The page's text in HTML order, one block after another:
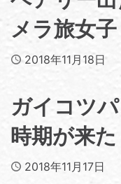
メラ旅女子
Published
2018年11月18日
ガイコツ
時期が来た
Published
2018年11月17日